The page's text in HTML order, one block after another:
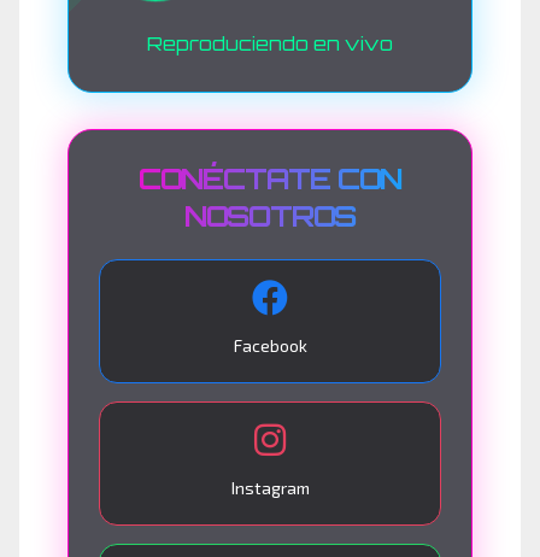
Reproduciendo en vivo
CONÉCTATE CON
NOSOTROS
Facebook
Instagram